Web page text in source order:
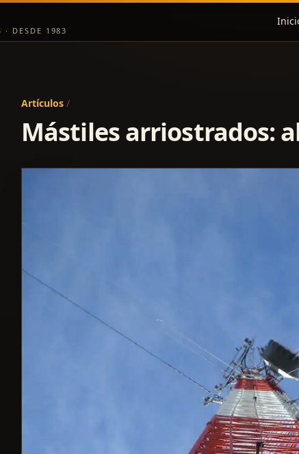
DESDE 1983
Artículos /
Mástiles arriostrados: